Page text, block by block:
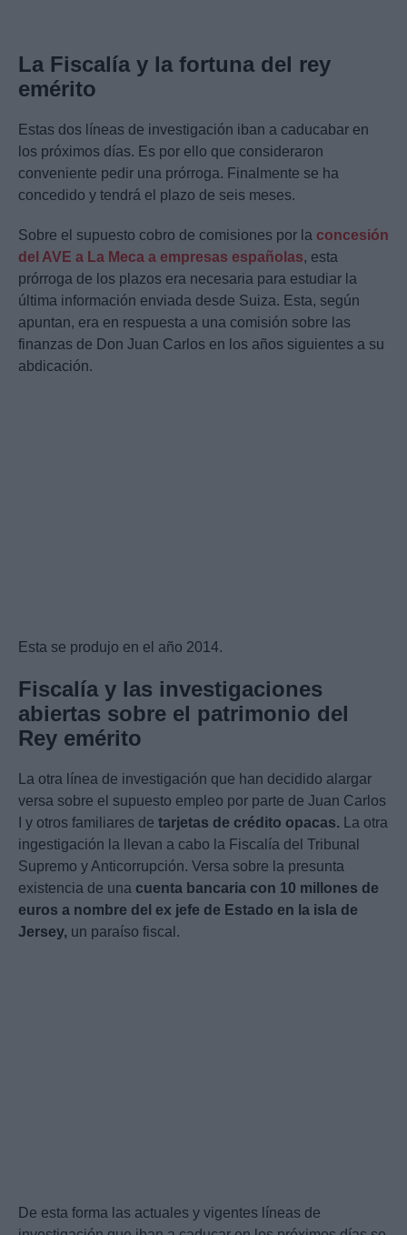
La Fiscalía y la fortuna del rey
emérito
Estas dos líneas de investigación iban a caducabar en
los próximos días. Es por ello que consideraron
conveniente pedir una prórroga. Finalmente se ha
concedido y tendrá el plazo de seis meses.
Sobre el supuesto cobro de comisiones por la concesión
del AVE a La Meca a empresas españolas, esta
prórroga de los plazos era necesaria para estudiar la
última información enviada desde Suiza. Esta, según
apuntan, era en respuesta a una comisión sobre las
finanzas de Don Juan Carlos en los años siguientes a su
abdicación.
Esta se produjo en el año 2014.
Fiscalía y las investigaciones
abiertas sobre el patrimonio del
Rey emérito
La otra línea de investigación que han decidido alargar
versa sobre el supuesto empleo por parte de Juan Carlos
I y otros familiares de tarjetas de crédito opacas. La otra
ingestigación la llevan a cabo la Fiscalía del Tribunal
Supremo y Anticorrupción. Versa sobre la presunta
existencia de una cuenta bancaria con 10 millones de
euros a nombre del ex jefe de Estado en la isla de
Jersey, un paraíso fiscal.
De esta forma las actuales y vigentes líneas de